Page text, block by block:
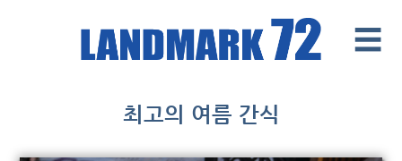
☰
최고의 여름 간식